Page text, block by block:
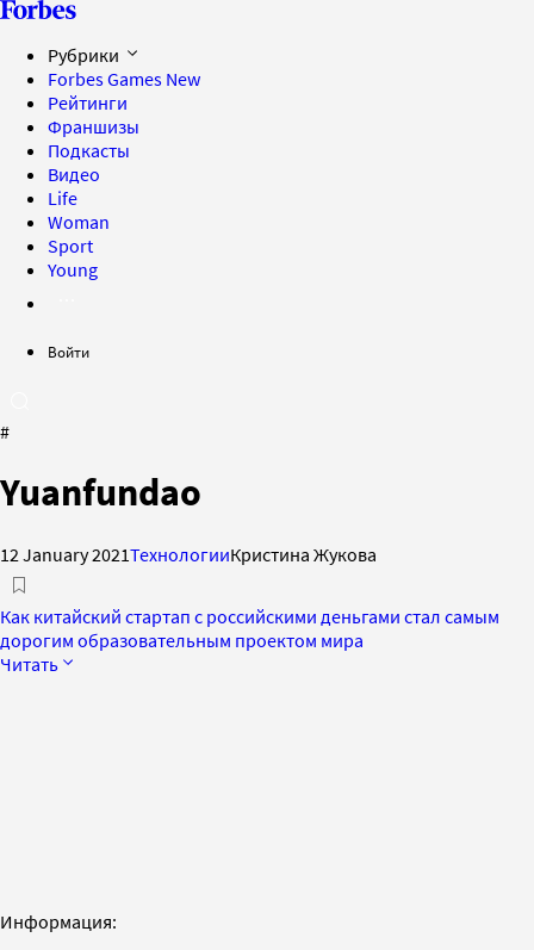
Рубрики
Forbes Games New
Рейтинги
Франшизы
Подкасты
Видео
Life
Woman
Sport
Young
Войти
#
Yuanfundao
12 January 2021ТехнологииКристина Жукова
Как китайский стартап с российскими деньгами стал самым
дорогим образовательным проектом мира
Читать
Информация: